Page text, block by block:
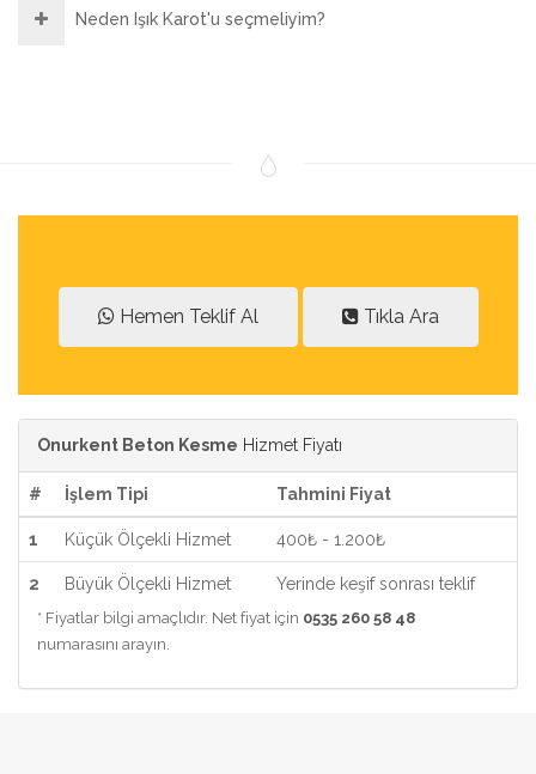
Neden Işık Karot'u seçmeliyim?
Hemen Teklif Al Tıkla Ara
Onurkent Beton Kesme Hizmet Fiyatı
# İşlem Tipi Tahmini Fiyat
1 Küçük Ölçekli Hizmet 400₺ - 1.200₺
2 Büyük Ölçekli Hizmet Yerinde keşif sonrası teklif
* Fiyatlar bilgi amaçlıdır. Net fiyat için 0535 260 58 48
numarasını arayın.